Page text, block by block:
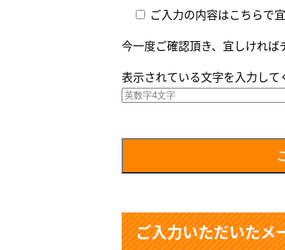
ご入力の内容はこちらで
今一度ご確認頂き、宜しければ
表示されている文字を入力し
ご入力いただいたメ